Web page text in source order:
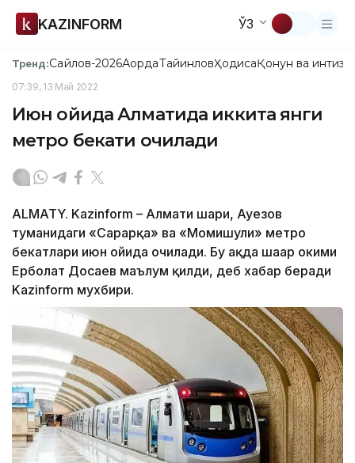
KAZINFORM ЎЗ
Тренд:Сайлов-2026АқордаТайинловҲодисаҚонун ва
07:39, 13 Май 2022
Июн ойида Алматида иккита янги
метро бекати очилади
ALMATY. Kazinform – Алмати шаҳри, Ауезов
туманидаги «Сарарқа» ва «Момишули» метро
бекатлари июн ойида очилади. Бу ҳақда шаҳар ҳокими
Ерболат Досаев маълум қилди, деб хабар беради
Kazinform мухбири.